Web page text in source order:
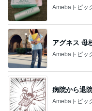
Amebaトピッ
アグネス 母
Amebaトピッ
病院から退
Amebaトピッ